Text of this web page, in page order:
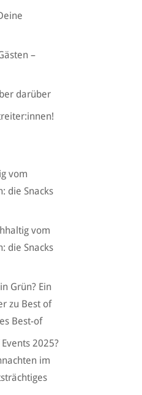
–
darüber
vom
die Snacks
vom
die Snacks
Grün? Ein
zu Best of
Best-of
2025?
im